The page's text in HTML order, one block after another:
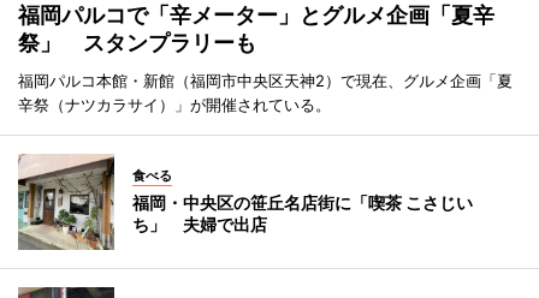
福岡パルコで「辛メーター」とグルメ企画「夏辛
祭」 スタンプラリーも
福岡パルコ本館・新館（福岡市中央区天神2）で現在、グルメ企画「夏
辛祭（ナツカラサイ）」が開催されている。
食べる
福岡・中央区の笹丘名店街に「喫茶 こさじい
ち」 夫婦で出店